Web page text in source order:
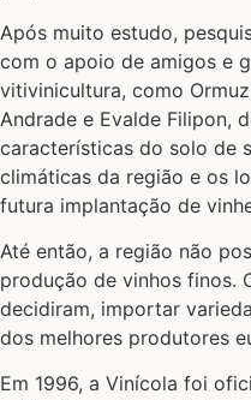
Após muito estudo,
com o apoio de amigos e
vitivinicultura, como
Andrade e Evalde Filipon,
características do solo de
climáticas da região e os
futura implantação de
Até então, a região não
produção de vinhos finos.
decidiram, importar
dos melhores produtores
Em 1996, a Vinícola foi